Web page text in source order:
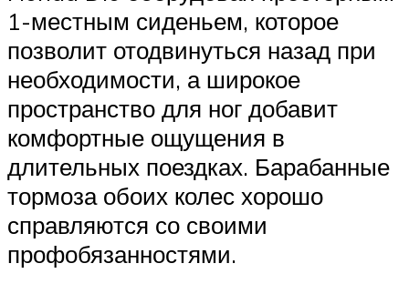
1-местным сиденьем, которое
позволит отодвинуться назад при
необходимости, а широкое
пространство для ног добавит
комфортные ощущения в
длительных поездках. Барабанные
тормоза обоих колес хорошо
справляются со своими
профобязанностями.